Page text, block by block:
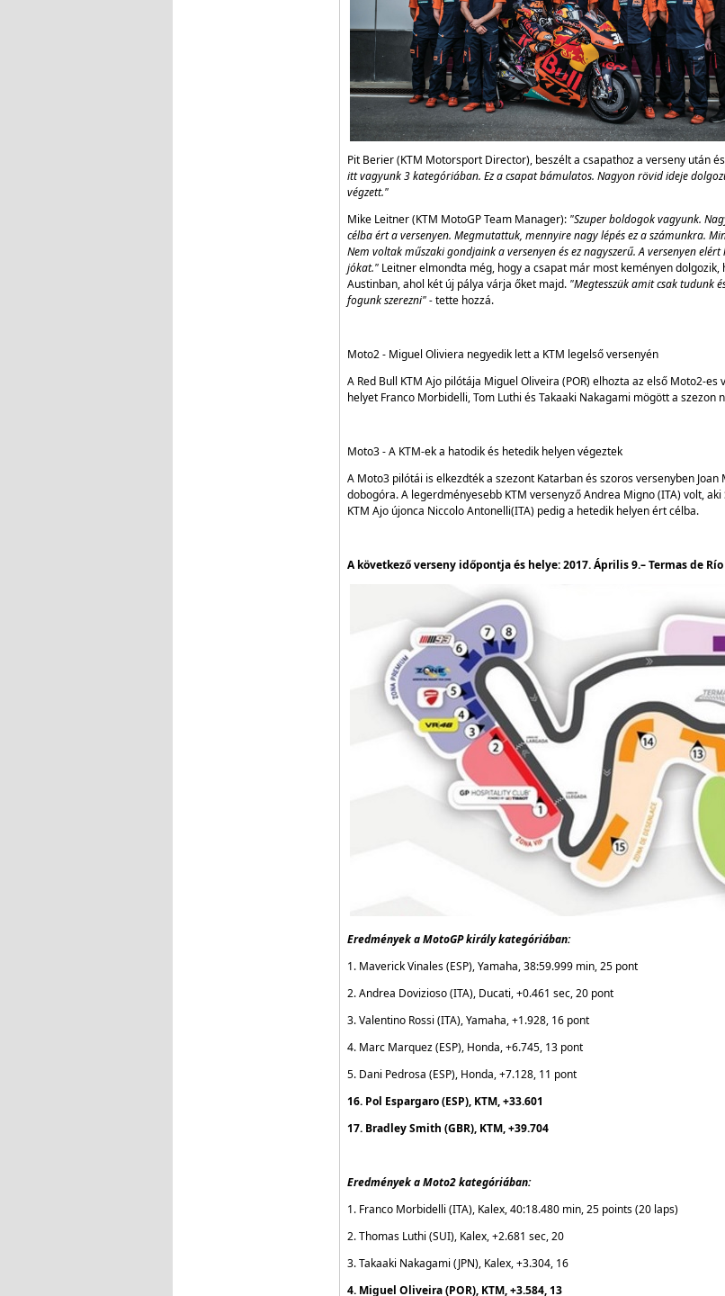
Pit Berier (KTM Motorsport Director), beszélt a csapathoz a verseny után
itt vagyunk 3 kategóriában. Ez a csapat bámulatos. Nagyon rövid ideje
végzett."
Mike Leitner (KTM MotoGP Team Manager): "Szuper boldogok vagyunk.
célba ért a versenyen. Megmutattuk, mennyire nagy lépés ez a számunkra.
Nem voltak műszaki gondjaink a versenyen és ez nagyszerű. A versenyen
jókat." Leitner elmondta még, hogy a csapat már most keményen
Austinban, ahol két új pálya várja őket majd. "Megtesszük amit csak tudunk
fogunk szerezni" -tette hozzá.
Moto2 - Miguel Oliviera negyedik lett a KTM legelső versenyén
A Red Bull KTM Ajo pilótája Miguel Oliveira (POR) elhozta az első Moto2-
helyet Franco Morbidelli, Tom Luthi és Takaaki Nakagami mögött a szezon
Moto3 - A KTM-ek a hatodik és hetedik helyen végeztek
A Moto3 pilótái is elkezdték a szezont Katarban és szoros versenyben Joan
dobogóra. A legerdményesebb KTM versenyző Andrea Migno (ITA) volt, aki
KTM Ajo újonca Niccolo Antonelli(ITA) pedig a hetedik helyen ért célba.
A következő verseny időpontja és helye: 2017. Április 9.– Termas de
Eredmények a MotoGP király kategóriában:
1. Maverick Vinales (ESP), Yamaha, 38:59.999 min, 25 pont
2. Andrea Dovizioso (ITA), Ducati, +0.461 sec, 20 pont
3. Valentino Rossi (ITA), Yamaha, +1.928, 16 pont
4. Marc Marquez (ESP), Honda, +6.745, 13 pont
5. Dani Pedrosa (ESP), Honda, +7.128, 11 pont
16. Pol Espargaro (ESP), KTM, +33.601
17. Bradley Smith (GBR), KTM, +39.704
Eredmények a Moto2 kategóriában:
1. Franco Morbidelli (ITA), Kalex, 40:18.480 min, 25 points (20 laps)
2. Thomas Luthi (SUI), Kalex, +2.681 sec, 20
3. Takaaki Nakagami (JPN), Kalex, +3.304, 16
4. Miguel Oliveira (POR), KTM, +3.584, 13